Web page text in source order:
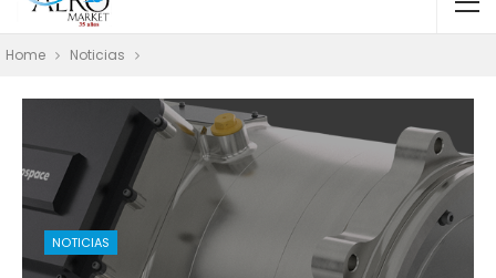
Home Noticias
NOTICIAS